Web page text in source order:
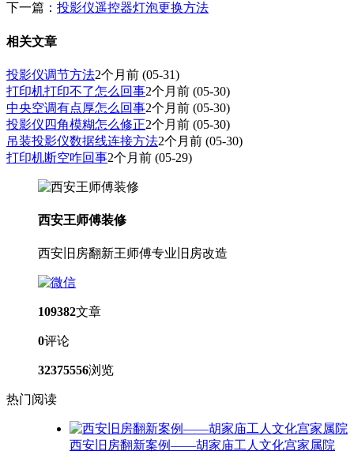
下一篇： 投影仪遥控器灯泡更换方法
相关文章
投影仪调节方法2个月前 (05-31)
打印机打印不了怎么回事2个月前 (05-30)
中央空调有点厚怎么回事2个月前 (05-30)
投影仪四角模糊怎么修正2个月前 (05-30)
吊装投影仪数据线连接方法2个月前 (05-30)
打印机断空咋回事2个月前 (05-29)
西安王师傅装修
西安旧房翻新王师傅专业旧房改造
109382文章
0评论
32375556浏览
热门阅读
西安旧房翻新案例——胡家庙工人文化宫家属院